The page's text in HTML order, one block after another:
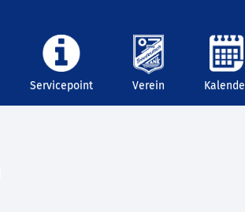
Servicepoint Verein